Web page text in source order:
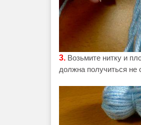
3. Возьмите нитку и
должна получиться